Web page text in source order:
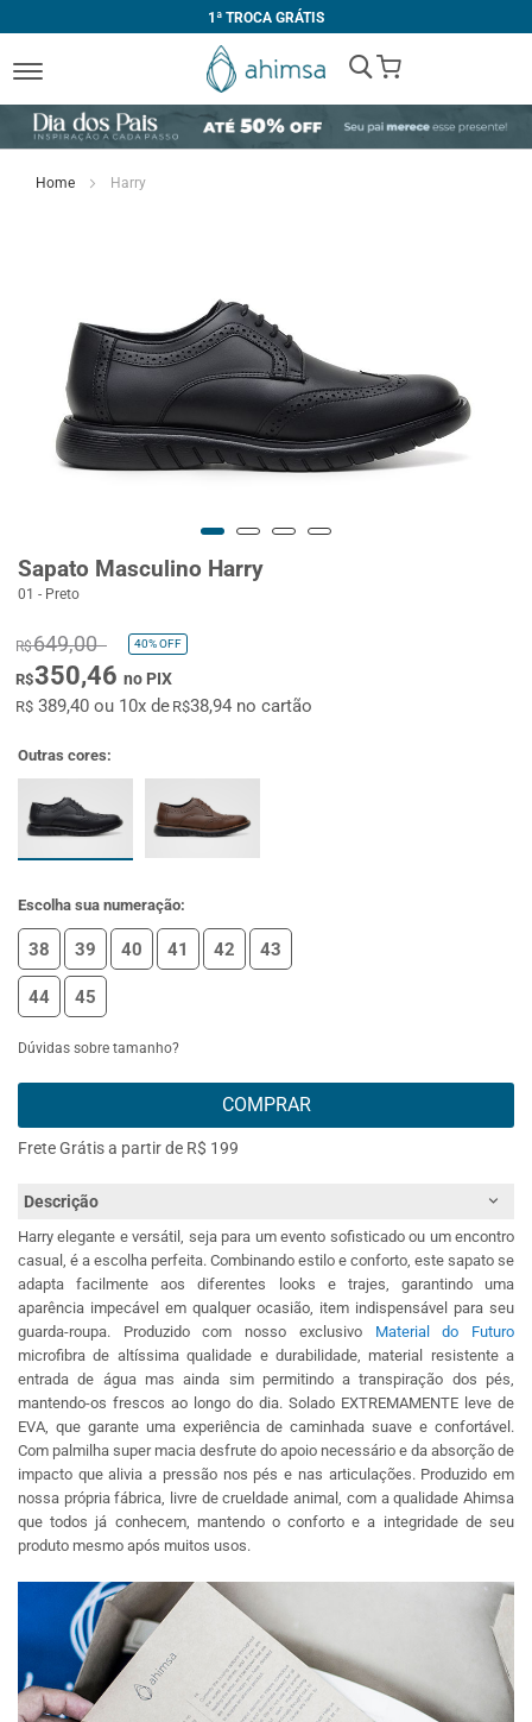
1ª TROCA GRÁTIS
My Cart
Home Harry
Sapato Masculino Harry
01 - Preto
R$649,00 40%OFF
R$350,46 no PIX
R$ 389,40 ou 10x deR$38,94 no cartão
Outras cores:
Escolha sua numeração:
38 39 40 41 42 43
44 45
Dúvidas sobre tamanho?
COMPRAR
Frete Grátis a partir de R$ 199
Descrição
Harry elegante e versátil, seja para um evento sofisticado ou um encontro
casual, é a escolha perfeita. Combinando estilo e conforto, este sapato se
adapta facilmente aos diferentes looks e trajes, garantindo uma
aparência impecável em qualquer ocasião, item indispensável para seu
guarda-roupa. Produzido com nosso exclusivo Material do Futuro
microfibra de altíssima qualidade e durabilidade, material resistente a
entrada de água mas ainda sim permitindo a transpiração dos pés,
mantendo-os frescos ao longo do dia. Solado EXTREMAMENTE leve de
EVA, que garante uma experiência de caminhada suave e confortável.
Com palmilha super macia desfrute do apoio necessário e da absorção de
impacto que alivia a pressão nos pés e nas articulações. Produzido em
nossa própria fábrica, livre de crueldade animal, com a qualidade Ahimsa
que todos já conhecem, mantendo o conforto e a integridade de seu
produto mesmo após muitos usos.